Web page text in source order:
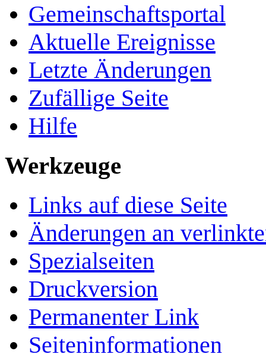
Gemeinschafts­portal
Aktuelle Ereignisse
Letzte Änderungen
Zufällige Seite
Hilfe
Werkzeuge
Links auf diese Seite
Änderungen an
Spezialseiten
Druckversion
Permanenter Link
Seiten­­informationen